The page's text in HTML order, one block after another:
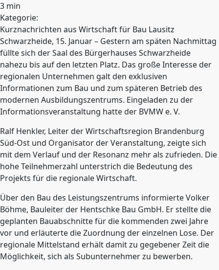
3 min
Kategorie:
Kurznachrichten aus Wirtschaft für Bau Lausitz
Schwarzheide, 15. Januar – Gestern am späten Nachmittag
füllte sich der Saal des Bürgerhauses Schwarzheide
nahezu bis auf den letzten Platz. Das große Interesse der
regionalen Unternehmen galt den exklusiven
Informationen zum Bau und zum späteren Betrieb des
modernen Ausbildungszentrums. Eingeladen zu der
Informationsveranstaltung hatte der BVMW e. V.
Ralf Henkler, Leiter der Wirtschaftsregion Brandenburg
Süd-Ost und Organisator der Veranstaltung, zeigte sich
mit dem Verlauf und der Resonanz mehr als zufrieden. Die
hohe Teilnehmerzahl unterstrich die Bedeutung des
Projekts für die regionale Wirtschaft.
Über den Bau des Leistungszentrums informierte Volker
Böhme, Bauleiter der Hentschke Bau GmbH. Er stellte die
geplanten Bauabschnitte für die kommenden zwei Jahre
vor und erläuterte die Zuordnung der einzelnen Lose. Der
regionale Mittelstand erhält damit zu gegebener Zeit die
Möglichkeit, sich als Subunternehmer zu bewerben.